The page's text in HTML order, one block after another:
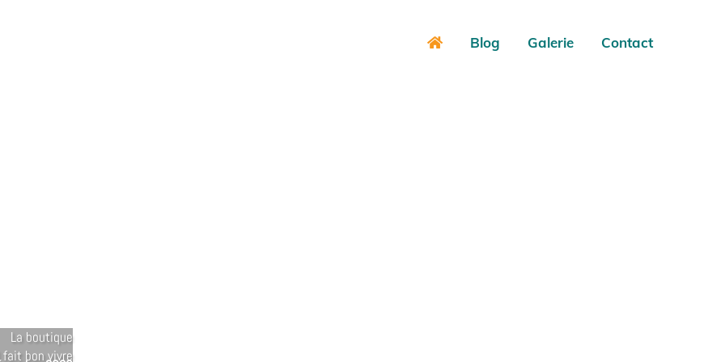
Blog Galerie Contact
La boutique
fait bon vivre